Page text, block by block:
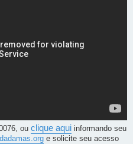
ou clique aqui informando seu
e solicite seu acesso